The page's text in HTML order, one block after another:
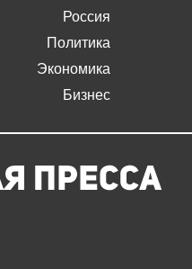
Россия
Политика
Экономика
Бизнес